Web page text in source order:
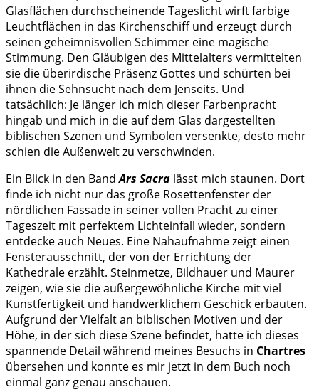
Glasflächen durchscheinende Tageslicht wirft farbige
Leuchtflächen in das Kirchenschiff und erzeugt durch
seinen geheimnisvollen Schimmer eine magische
Stimmung. Den Gläubigen des Mittelalters vermittelten
sie die überirdische Präsenz Gottes und schürten bei
ihnen die Sehnsucht nach dem Jenseits. Und
tatsächlich: Je länger ich mich dieser Farbenpracht
hingab und mich in die auf dem Glas dargestellten
biblischen Szenen und Symbolen versenkte, desto mehr
schien die Außenwelt zu verschwinden.
Ein Blick in den BandArs Sacra lässt mich staunen. Dort
finde ich nicht nur das große Rosettenfenster der
nördlichen Fassade in seiner vollen Pracht zu einer
Tageszeit mit perfektem Lichteinfall wieder, sondern
entdecke auch Neues. Eine Nahaufnahme zeigt einen
Fensterausschnitt, der von der Errichtung der
Kathedrale erzählt. Steinmetze, Bildhauer und Maurer
zeigen, wie sie die außergewöhnliche Kirche mit viel
Kunstfertigkeit und handwerklichem Geschick erbauten.
Aufgrund der Vielfalt an biblischen Motiven und der
Höhe, in der sich diese Szene befindet, hatte ich dieses
spannende Detail während meines Besuchs in Chartres
übersehen und konnte es mir jetzt in dem Buch noch
einmal ganz genau anschauen.